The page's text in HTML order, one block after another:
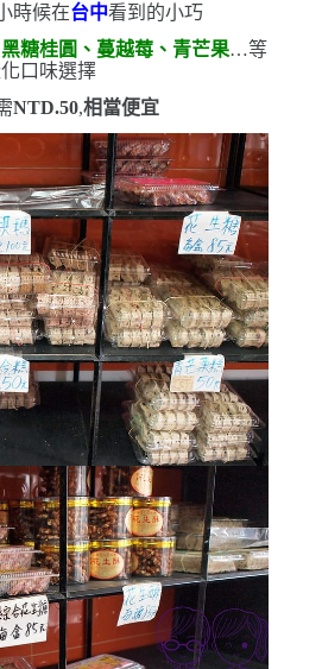
時候在台中看到的小巧
糖桂圓、蔓越莓、青芒果…等
口味選擇
NTD.50,相當便宜